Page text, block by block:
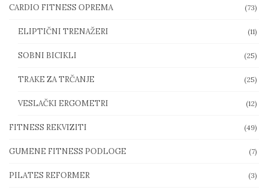
CARDIO FITNESS OPREMA (73)
ELIPTIČNI TRENAŽERI (11)
SOBNI BICIKLI (25)
TRAKE ZA TRČANJE (25)
VESLAČKI ERGOMETRI (12)
FITNESS REKVIZITI (49)
GUMENE FITNESS PODLOGE (7)
PILATES REFORMER (3)